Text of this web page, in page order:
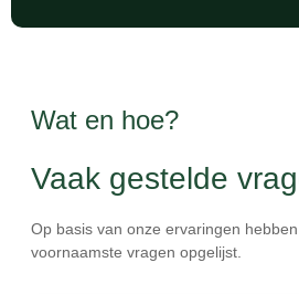
Wat en hoe?
Vaak gestelde
Op basis van onze ervaringen
voornaamste vragen opgelijst.